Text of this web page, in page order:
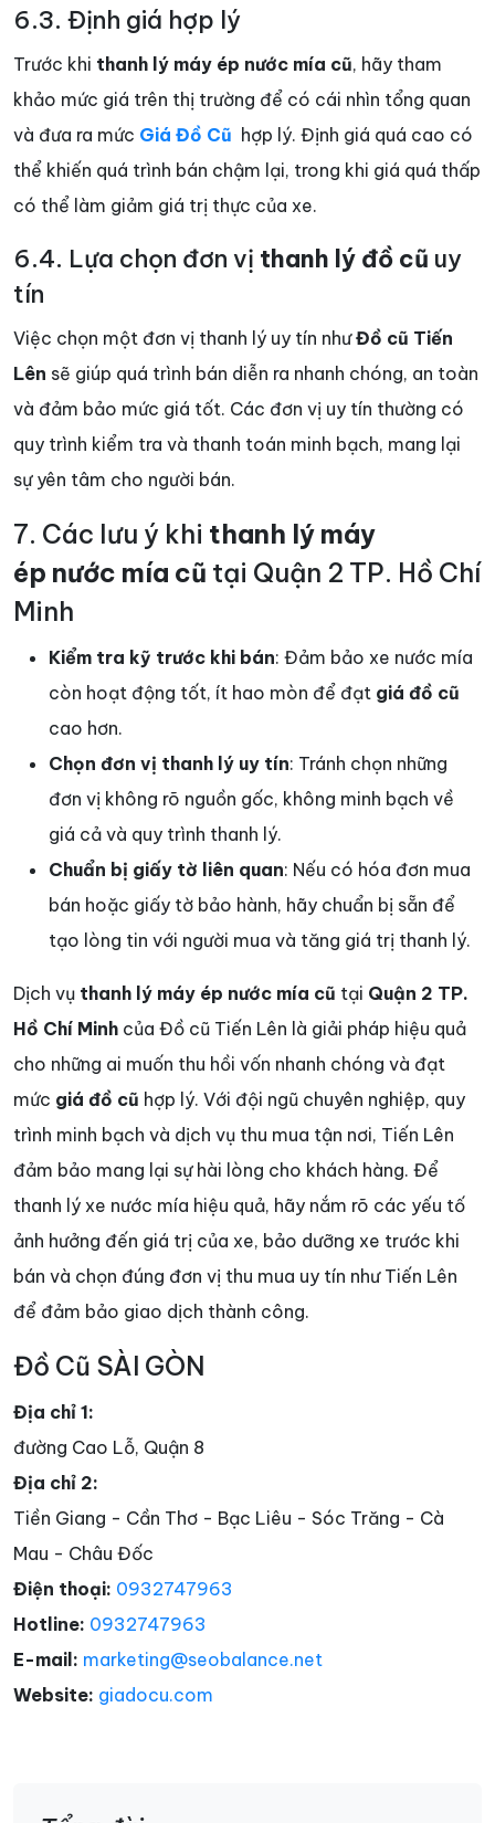
6.3. Định giá hợp lý
Trước khi thanh lý máy ép nước mía cũ, hãy tham
khảo mức giá trên thị trường để có cái nhìn tổng quan
và đưa ra mức Giá Đồ Cũ hợp lý. Định giá quá cao có
thể khiến quá trình bán chậm lại, trong khi giá quá thấp
có thể làm giảm giá trị thực của xe.
6.4. Lựa chọn đơn vị thanh lý đồ cũ uy
tín
Việc chọn một đơn vị thanh lý uy tín nhưĐồ cũ Tiến
Lên sẽ giúp quá trình bán diễn ra nhanh chóng, an toàn
và đảm bảo mức giá tốt. Các đơn vị uy tín thường có
quy trình kiểm tra và thanh toán minh bạch, mang lại
sự yên tâm cho người bán.
7. Các lưu ý khi thanh lý máy
ép nước mía cũ tại Quận 2 TP. Hồ Chí
Minh
Kiểm tra kỹ trước khi bán: Đảm bảo xe nước mía
còn hoạt động tốt, ít hao mòn để đạt giá đồ cũ
cao hơn.
Chọn đơn vị thanh lý uy tín: Tránh chọn những
đơn vị không rõ nguồn gốc, không minh bạch về
giá cả và quy trình thanh lý.
Chuẩn bị giấy tờ liên quan: Nếu có hóa đơn mua
bán hoặc giấy tờ bảo hành, hãy chuẩn bị sẵn để
tạo lòng tin với người mua và tăng giá trị thanh lý.
Dịch vụ thanh lý máy ép nước mía cũ tại Quận 2 TP.
Hồ Chí Minh của Đồ cũ Tiến Lên là giải pháp hiệu quả
cho những ai muốn thu hồi vốn nhanh chóng và đạt
mức giá đồ cũ hợp lý. Với đội ngũ chuyên nghiệp, quy
trình minh bạch và dịch vụ thu mua tận nơi, Tiến Lên
đảm bảo mang lại sự hài lòng cho khách hàng. Để
thanh lý xe nước mía hiệu quả, hãy nắm rõ các yếu tố
ảnh hưởng đến giá trị của xe, bảo dưỡng xe trước khi
bán và chọn đúng đơn vị thu mua uy tín như Tiến Lên
để đảm bảo giao dịch thành công.
Đồ Cũ SÀI GÒN
Địa chỉ 1:
đường Cao Lỗ, Quận 8
Địa chỉ 2:
Tiền Giang - Cần Thơ - Bạc Liêu - Sóc Trăng - Cà
Mau - Châu Đốc
Điện thoại: 0932747963
Hotline: 0932747963
E-mail: marketing@seobalance.net
Website: giadocu.com